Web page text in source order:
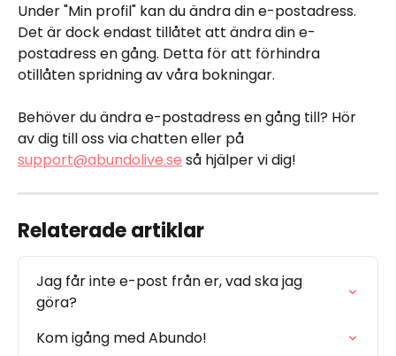
Under "Min profil" kan du ändra din e-postadress.
Det är dock endast tillåtet att ändra din e-
postadress en gång. Detta för att förhindra
otillåten spridning av våra bokningar.
Behöver du ändra e-postadress en gång till? Hör
av dig till oss via chatten eller på
support@abundolive.se så hjälper vi dig!
Relaterade artiklar
Jag får inte e-post från er, vad ska jag
göra?
Kom igång med Abundo!